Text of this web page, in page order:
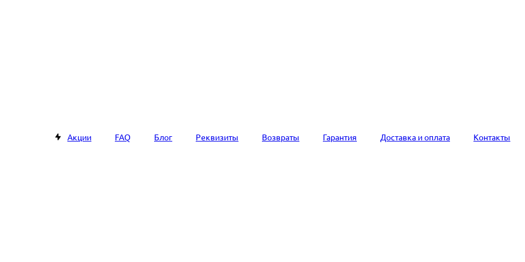
Акции FAQ Блог Реквизиты Возвраты Гарантия Доставка и оплата Контакты